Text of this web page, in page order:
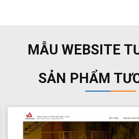
MẪU WEBSITE
SẢN PHẨM